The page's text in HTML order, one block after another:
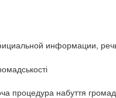
информации, речь
процедура набуття